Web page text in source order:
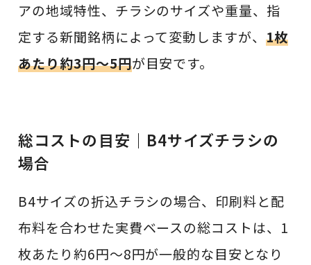
アの地域特性、チラシのサイズや重量、指
定する新聞銘柄によって変動しますが、1枚
あたり約3円〜5円が目安です。
総コストの目安｜B4サイズチラシの
場合
B4サイズの折込チラシの場合、印刷料と配
布料を合わせた実費ベースの総コストは、1
枚あたり約6円〜8円が一般的な目安となり